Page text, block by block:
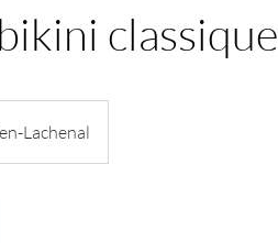
classique
Lachenal